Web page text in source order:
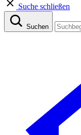
Suche schließen
Suchen